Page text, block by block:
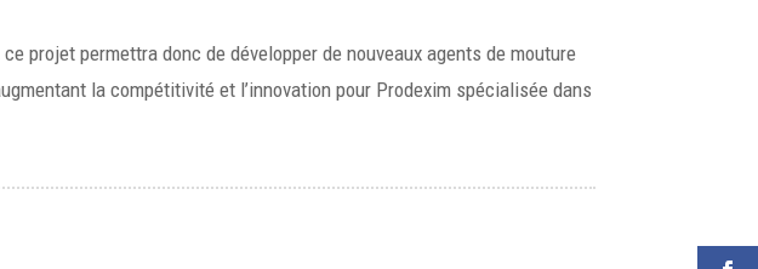
projet permettra donc de développer de nouveaux agents de mouture
la compétitivité et l’innovation pour Prodexim spécialisée dans